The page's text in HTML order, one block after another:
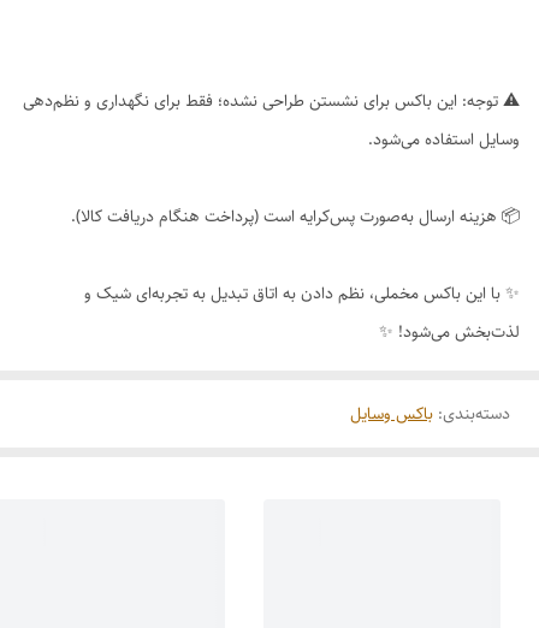
⚠️ توجه: این باکس برای نشستن طراحی نشده؛ فقط برای نگهداری و نظم‌دهی
وسایل استفاده می‌شود.
📦 هزینه ارسال به‌صورت پس‌کرایه است (پرداخت هنگام دریافت کالا).
✨ با این باکس مخملی، نظم دادن به اتاق تبدیل به تجربه‌ای شیک و
لذت‌بخش می‌شود! ✨
دسته‌بندی: باکس وسایل